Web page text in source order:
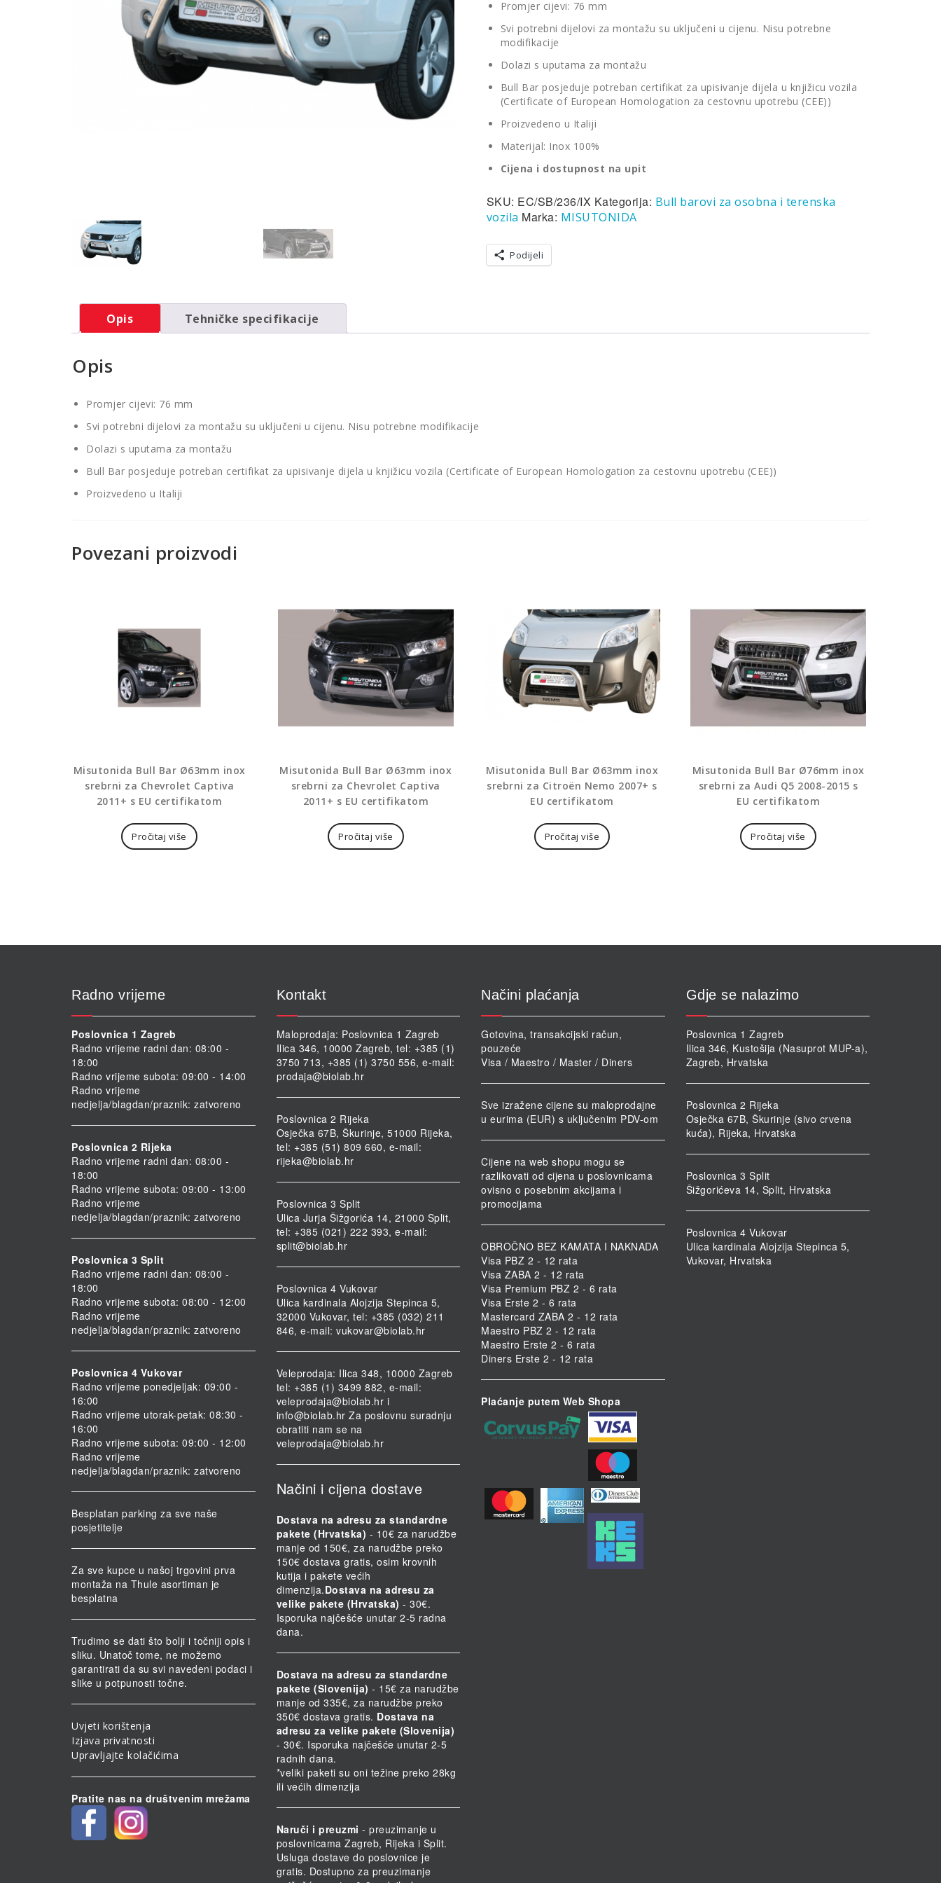
Promjer cijevi: 76 mm
Svi potrebni dijelovi za montažu su uključeni u cijenu. Nisu potrebne
modifikacije
Dolazi s uputama za montažu
Bull Bar posjeduje potreban certifikat za upisivanje dijela u knjižicu vozila
(Certificate of European Homologation za cestovnu upotrebu (CEE))
Proizvedeno u Italiji
Materijal: Inox 100%
Cijena i dostupnost na upit
SKU: EC/SB/236/IX Kategorija: Bull barovi za osobna i terenska
vozila Marka: MISUTONIDA
Podijeli
Opis Tehničke specifikacije
Opis
Promjer cijevi: 76 mm
Svi potrebni dijelovi za montažu su uključeni u cijenu. Nisu potrebne modifikacije
Dolazi s uputama za montažu
Bull Bar posjeduje potreban certifikat za upisivanje dijela u knjižicu vozila (Certificate of European Homologation za cestovnu upotrebu (CEE))
Proizvedeno u Italiji
Povezani proizvodi
Misutonida Bull Bar Ø63mm inox
srebrni za Chevrolet Captiva
2011+ s EU certifikatom
Pročitaj više
Misutonida Bull Bar Ø63mm inox
srebrni za Chevrolet Captiva
2011+ s EU certifikatom
Pročitaj više
Misutonida Bull Bar Ø63mm inox
srebrni za Citroën Nemo 2007+ s
EU certifikatom
Pročitaj više
Misutonida Bull Bar Ø76mm inox
srebrni za Audi Q5 2008-2015 s
EU certifikatom
Pročitaj više
Radno vrijeme
Poslovnica 1 Zagreb
Radno vrijeme radni dan: 08:00 -
18:00
Radno vrijeme subota: 09:00 - 14:00
Radno vrijeme
nedjelja/blagdan/praznik: zatvoreno
Poslovnica 2 Rijeka
Radno vrijeme radni dan: 08:00 -
18:00
Radno vrijeme subota: 09:00 - 13:00
Radno vrijeme
nedjelja/blagdan/praznik: zatvoreno
Poslovnica 3 Split
Radno vrijeme radni dan: 08:00 -
18:00
Radno vrijeme subota: 08:00 - 12:00
Radno vrijeme
nedjelja/blagdan/praznik: zatvoreno
Poslovnica 4 Vukovar
Radno vrijeme ponedjeljak: 09:00 -
16:00
Radno vrijeme utorak-petak: 08:30 -
16:00
Radno vrijeme subota: 09:00 - 12:00
Radno vrijeme
nedjelja/blagdan/praznik: zatvoreno
Besplatan parking za sve naše
posjetitelje
Za sve kupce u našoj trgovini prva
montaža na Thule asortiman je
besplatna
Trudimo se dati što bolji i točniji opis i
sliku. Unatoč tome, ne možemo
garantirati da su svi navedeni podaci i
slike u potpunosti točne.
Uvjeti korištenja
Izjava privatnosti
Upravljajte kolačićima
Pratite nas na društvenim mrežama
Kontakt
Maloprodaja: Poslovnica 1 Zagreb
Ilica 346, 10000 Zagreb, tel: +385 (1)
3750 713, +385 (1) 3750 556, e-mail:
prodaja@biolab.hr
Poslovnica 2 Rijeka
Osječka 67B, Škurinje, 51000 Rijeka,
tel: +385 (51) 809 660, e-mail:
rijeka@biolab.hr
Poslovnica 3 Split
Ulica Jurja Šižgorića 14, 21000 Split,
tel: +385 (021) 222 393, e-mail:
split@biolab.hr
Poslovnica 4 Vukovar
Ulica kardinala Alojzija Stepinca 5,
32000 Vukovar, tel: +385 (032) 211
846, e-mail: vukovar@biolab.hr
Veleprodaja: Ilica 348, 10000 Zagreb
tel: +385 (1) 3499 882, e-mail:
veleprodaja@biolab.hr i
info@biolab.hr Za poslovnu suradnju
obratiti nam se na
veleprodaja@biolab.hr
Načini i cijena dostave
Dostava na adresu za standardne
pakete (Hrvatska) - 10€ za narudžbe
manje od 150€, za narudžbe preko
150€ dostava gratis, osim krovnih
kutija i pakete većih
dimenzija.Dostava na adresu za
velike pakete (Hrvatska) - 30€.
Isporuka najčešće unutar 2-5 radna
dana.
Dostava na adresu za standardne
pakete (Slovenija) - 15€ za narudžbe
manje od 335€, za narudžbe preko
350€ dostava gratis. Dostava na
adresu za velike pakete (Slovenija)
- 30€. Isporuka najčešće unutar 2-5
radnih dana.
*veliki paketi su oni težine preko 28kg
ili većih dimenzija
Naruči i preuzmi - preuzimanje u
poslovnicama Zagreb, Rijeka i Split.
Usluga dostave do poslovnice je
gratis. Dostupno za preuzimanje
Načini plaćanja
Gotovina, transakcijski račun,
pouzeće
Visa / Maestro / Master / Diners
Sve izražene cijene su maloprodajne
u eurima (EUR) s uključenim PDV-om
Cijene na web shopu mogu se
razlikovati od cijena u poslovnicama
ovisno o posebnim akcijama i
promocijama
OBROČNO BEZ KAMATA I NAKNADA
Visa PBZ 2 - 12 rata
Visa ZABA 2 - 12 rata
Visa Premium PBZ 2 - 6 rata
Visa Erste 2 - 6 rata
Mastercard ZABA 2 - 12 rata
Maestro PBZ 2 - 12 rata
Maestro Erste 2 - 6 rata
Diners Erste 2 - 12 rata
Plaćanje putem Web Shopa
Gdje se nalazimo
Poslovnica 1 Zagreb
Ilica 346, Kustošija (Nasuprot MUP-a),
Zagreb, Hrvatska
Poslovnica 2 Rijeka
Osječka 67B, Škurinje (sivo crvena
kuća), Rijeka, Hrvatska
Poslovnica 3 Split
Šižgorićeva 14, Split, Hrvatska
Poslovnica 4 Vukovar
Ulica kardinala Alojzija Stepinca 5,
Vukovar, Hrvatska